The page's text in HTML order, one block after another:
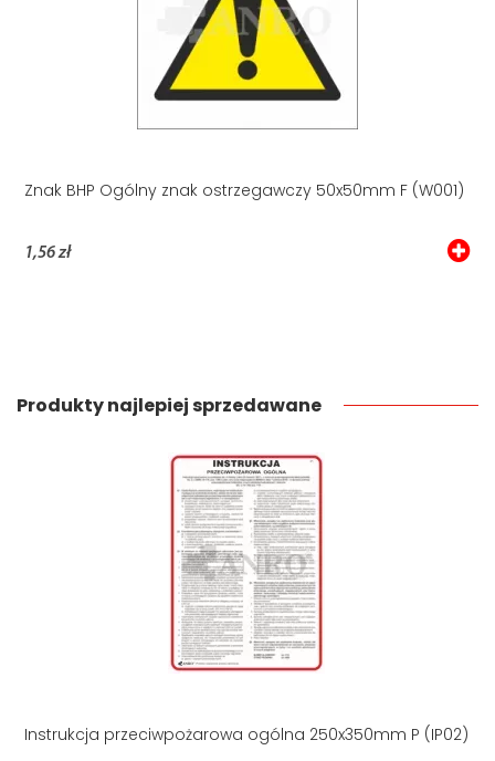
Znak BHP Ogólny znak ostrzegawczy 50x50mm F (W001)
1,56 zł
Produkty najlepiej sprzedawane
Instrukcja przeciwpożarowa ogólna 250x350mm P (IP02)